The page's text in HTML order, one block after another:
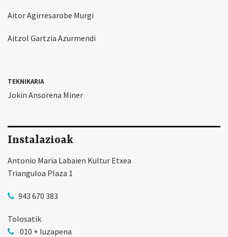
Aitor Agirresarobe Murgi
Aitzol Gartzia Azurmendi
TEKNIKARIA
Jokin Ansorena Miner
Instalazioak
Antonio Maria Labaien Kultur Etxea
Trianguloa Plaza 1
943 670 383
Tolosatik
010 + luzapena